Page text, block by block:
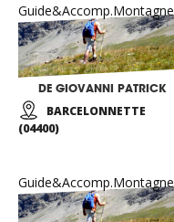
Guide&Accomp.Montagne
DE GIOVANNI PATRICK
BARCELONNETTE
(04400)
Guide&Accomp.Montagne